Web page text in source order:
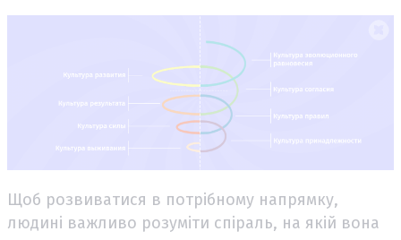
Щоб розвиватися в потрібному напрямку,
людині важливо розуміти спіраль, на якій вона